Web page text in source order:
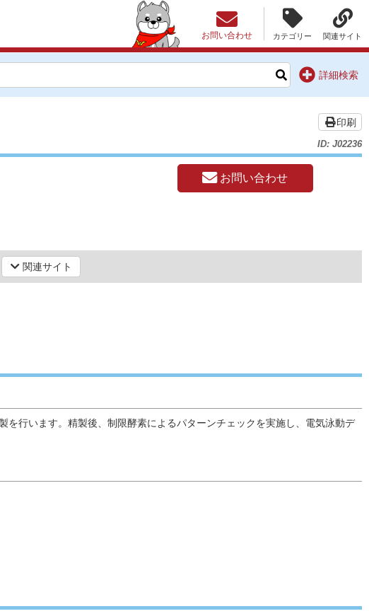
カテゴリー 関連サイト
お問い合わせ
詳細検索
ID: J02236
印刷
お問い合わせ
関連サイト
行います。精製後、制限酵素によるパターンチェックを実施し、電気泳動デ